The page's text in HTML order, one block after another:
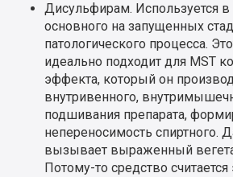
Дисульфирам. Используется в
основного на запущенных
патологического процесса.
идеально подходит для MST
эффекта, который он
внутривенного,
подшивания препарата,
непереносимость спиртного.
вызывает выраженный
Потому-то средство